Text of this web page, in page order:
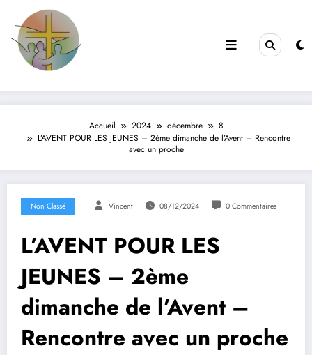
Filles de la Croix
Accueil 2024 décembre
8
L’AVENT POUR LES JEUNES – 2ème dimanche de l’Avent – Rencontre
avec un proche
Non Classé Vincent 08/12/2024 0 Commentaires
L’AVENT POUR LES
JEUNES – 2ème
dimanche de l’Avent –
Rencontre avec un proche